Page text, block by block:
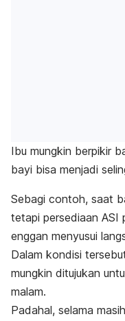
Ibu mungkin berpikir
bayi bisa menjadi
Sebagi contoh, saat
tetapi persediaan ASI
enggan menyusui
Dalam kondisi
mungkin ditujukan
malam.
Padahal, selama